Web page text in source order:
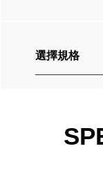
選擇規格